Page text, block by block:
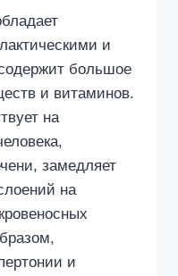
и
большое
и витаминов.
на
замедляет
на
и